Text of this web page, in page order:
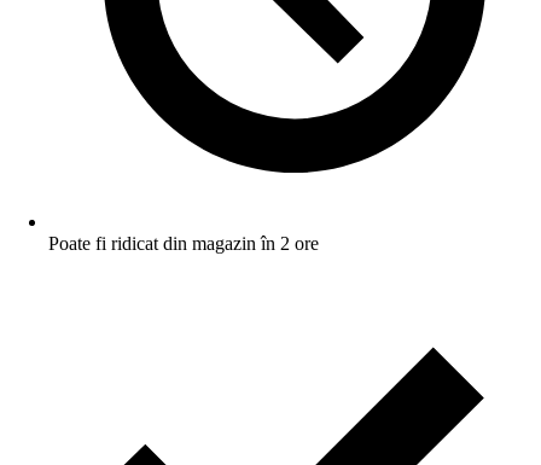
Poate fi ridicat din magazin în 2 ore